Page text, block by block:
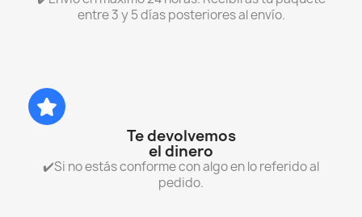
entre 3 y 5 días posteriores al envío.
Te devolvemos
el dinero
✔️Si no estás conforme con algo en lo referido al
pedido.